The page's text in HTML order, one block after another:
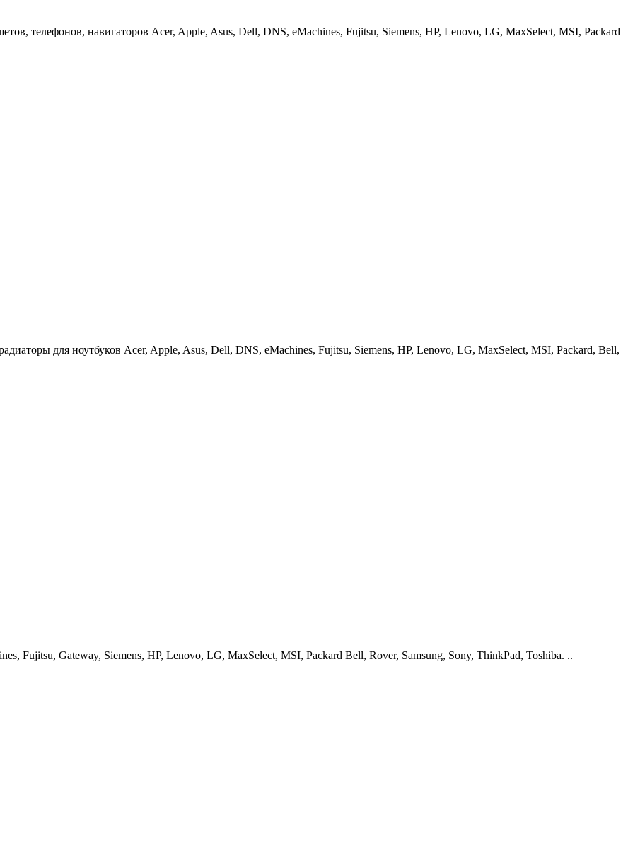
телефонов, навигаторов Acer, Apple, Asus, Dell, DNS, eMachines, Fujitsu, Siemens, HP, Lenovo, LG, MaxSelect, MSI, Packard
для ноутбуков Acer, Apple, Asus, Dell, DNS, eMachines, Fujitsu, Siemens, HP, Lenovo, LG, MaxSelect, MSI, Packard, Bell,
Fujitsu, Gateway, Siemens, HP, Lenovo, LG, MaxSelect, MSI, Packard Bell, Rover, Samsung, Sony, ThinkPad, Toshiba. ..